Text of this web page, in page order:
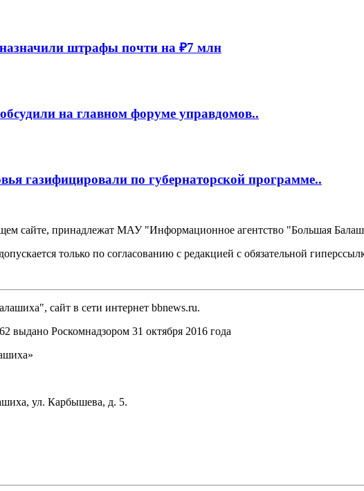
штрафы почти на ₽7 млн
на главном форуме управдомов..
газифицировали по губернаторской программе..
сайте, принадлежат МАУ "Информационное агентство "Большая
только по согласованию с редакцией с обязательной
сайт в сети интернет bbnews.ru.
Роскомнадзором 31 октября 2016 года
ул. Карбышева, д. 5.